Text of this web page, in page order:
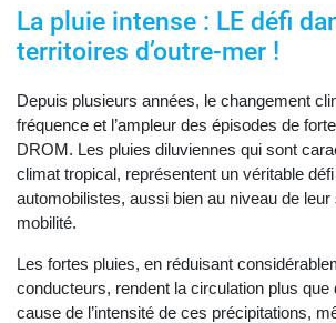
La pluie intense : LE défi
territoires d’outre-mer !
Depuis plusieurs années, le changement
fréquence et l’ampleur des épisodes de
DROM. Les pluies diluviennes qui sont
climat tropical, représentent un véritable
automobilistes, aussi bien au niveau de
mobilité.
Les fortes pluies, en réduisant
conducteurs, rendent la circulation plus que
cause de l’intensité de ces précipitations,